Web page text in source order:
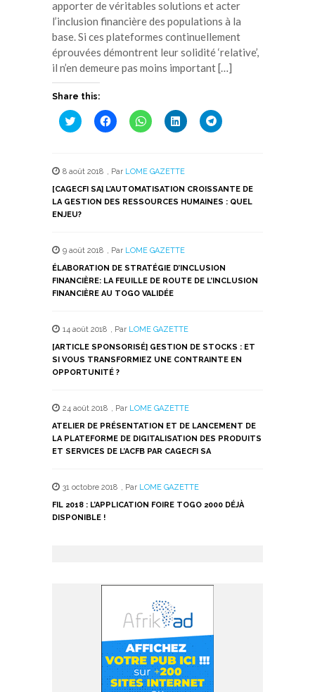
apporter de véritables solutions et acter
l’inclusion financière des populations à la
base. Si ces plateformes continuellement
éprouvées démontrent leur solidité ‘relative’,
il n’en demeure pas moins important […]
Share this:
Cliquez
pour
une
nouvelle
fenêtre)
Cliquez
pour
une
nouvelle
fenêtre)
Cliquez
pour
une
nouvelle
fenêtre)
Cliquez
pour
une
nouvelle
fenêtre)
Cliquez
pour
nouvelle
fenêtre)
8 août 2018 , Par LOME GAZETTE
[CAGECFI SA] L’AUTOMATISATION CROISSANTE DE
LA GESTION DES RESSOURCES HUMAINES : QUEL
ENJEU?
9 août 2018 , Par LOME GAZETTE
ÉLABORATION DE STRATÉGIE D’INCLUSION
FINANCIÈRE: LA FEUILLE DE ROUTE DE L’INCLUSION
FINANCIÈRE AU TOGO VALIDÉE
14 août 2018 , Par LOME GAZETTE
[ARTICLE SPONSORISÉ] GESTION DE STOCKS : ET
SI VOUS TRANSFORMIEZ UNE CONTRAINTE EN
OPPORTUNITÉ ?
24 août 2018 , Par LOME GAZETTE
ATELIER DE PRÉSENTATION ET DE LANCEMENT DE
LA PLATEFORME DE DIGITALISATION DES PRODUITS
ET SERVICES DE L’ACFB PAR CAGECFI SA
31 octobre 2018 , Par LOME GAZETTE
FIL 2018 : L’APPLICATION FOIRE TOGO 2000 DÉJÀ
DISPONIBLE !